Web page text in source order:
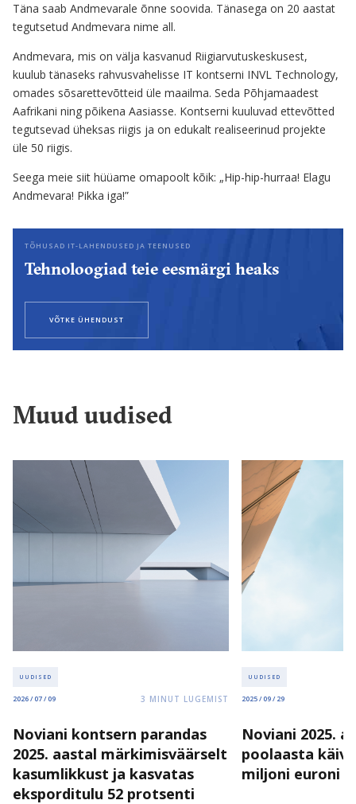
Täna saab Andmevarale õnne soovida. Tänasega on 20 aastat
tegutsetud Andmevara nime all.
Andmevara, mis on välja kasvanud Riigiarvutuskeskusest,
kuulub tänaseks rahvusvahelisse IT kontserni INVL Technology,
omades sõsarettevõtteid üle maailma. Seda Põhjamaadest
Aafrikani ning põikena Aasiasse. Kontserni kuuluvad ettevõtted
tegutsevad üheksas riigis ja on edukalt realiseerinud projekte
üle 50 riigis.
Seega meie siit hüüame omapoolt kõik: „Hip-hip-hurraa! Elagu
Andmevara! Pikka iga!”
TÕHUSAD IT-LAHENDUSED JA TEENUSED
Tehnoloogiad teie eesmärgi heaks
VÕTKE ÜHENDUST
Muud uudised
UUDISED
2026 / 07 / 09 3 MINUT LUGEMIST
Noviani kontsern parandas
2025. aastal märkimisväärselt
kasumlikkust ja kasvatas
eksporditulu 52 protsenti
UUDISED
2025 / 09 / 29
Noviani 2025.
poolaasta
miljoni euroni